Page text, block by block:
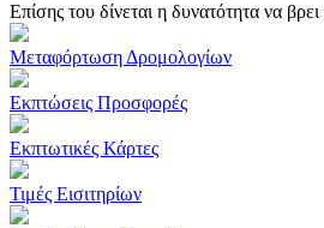
Επίσης του δίνεται η δυνατότητα να
Μεταφόρτωση Δρομολογίων
Εκπτώσεις Προσφορές
Εκπτωτικές Κάρτες
Τιμές Εισιτηρίων